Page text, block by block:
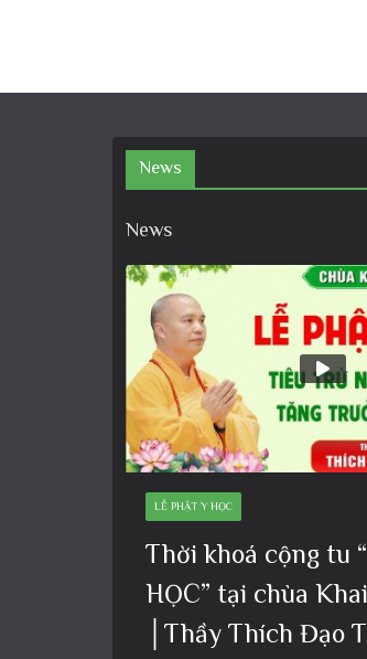
News
News
LỄ PHẬT Y HỌC
Thời khoá cộng tu
HỌC” tại chùa
│Thầy Thích Đạo